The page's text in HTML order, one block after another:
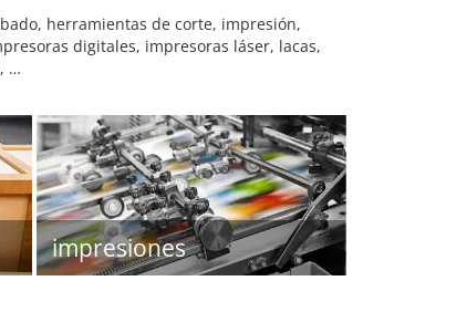
herramientas de corte, impresión,
digitales, impresoras láser, lacas,
…
impresiones